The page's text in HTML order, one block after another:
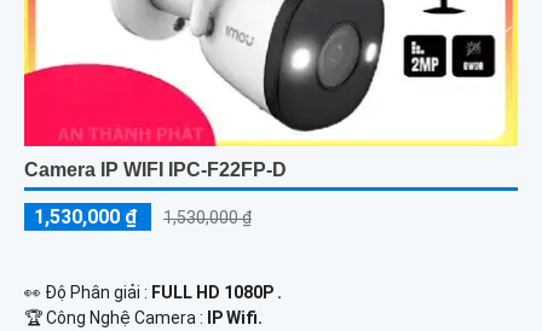
Camera IP WIFI IPC-F22FP-D
1,530,000 ₫ 1,530,000 ₫
️👀 Độ Phân giải : FULL HD 1080P .
🏆 Công Nghệ Camera :
IP Wifi.